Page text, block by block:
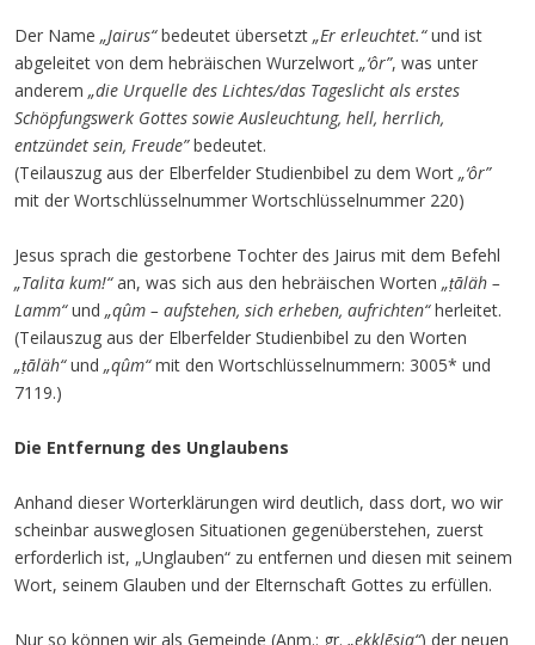
Der Name „Jairus“bedeutet übersetzt „Er erleuchtet.“und ist
abgeleitet von dem hebräischen Wurzelwort „‘ôr”, was unter
anderem „die Urquelle des Lichtes/das Tageslicht als erstes
Schöpfungswerk Gottes sowie Ausleuchtung, hell, herrlich,
entzündet sein, Freude”bedeutet.
(Teilauszug aus der Elberfelder Studienbibel zu dem Wort „‘ôr”
mit der Wortschlüsselnummer Wortschlüsselnummer 220)
Jesus sprach die gestorbene Tochter des Jairus mit dem Befehl
„Talita kum!“an, was sich aus den hebräischen Worten „ṭāläh –
Lamm“und „qûm – aufstehen, sich erheben, aufrichten“herleitet.
(Teilauszug aus der Elberfelder Studienbibel zu den Worten
„ṭāläh“und „qûm“mit den Wortschlüsselnummern: 3005* und
7119.)
Die Entfernung des Unglaubens
Anhand dieser Worterklärungen wird deutlich, dass dort, wo wir
scheinbar ausweglosen Situationen gegenüberstehen, zuerst
erforderlich ist, „Unglauben“ zu entfernen und diesen mit seinem
Wort, seinem Glauben und der Elternschaft Gottes zu erfüllen.
Nur so können wir als Gemeinde (Anm.: gr. „ekklēsia“) der neuen